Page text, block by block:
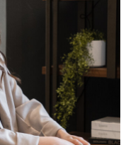
品味的呈現。